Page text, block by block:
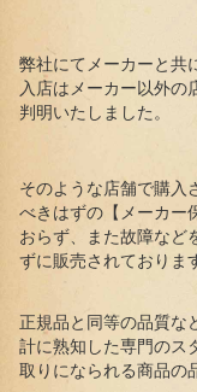
弊社にてメーカーと共
入店はメーカー以外の
判明いたしました。
そのような店舗で購入
べきはずの【メーカー
おらず、また故障など
ずに販売されておりま
正規品と同等の品質な
計に熟知した専門のス
取りになられる商品の